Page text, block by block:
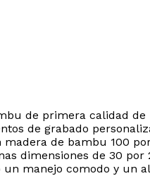
de primera calidad
de grabado
de bambu 100
dimensiones de 30
manejo comodo y un